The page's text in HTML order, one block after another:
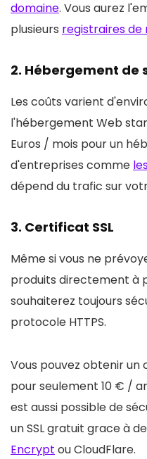
domaine. Vous aurez
plusieurs registraires de
2. Hébergement de
Les coûts varient
l'hébergement Web
Euros / mois pour un
d'entreprises comme
dépend du trafic sur
3. Certificat SSL
Même si vous ne
produits directement à
souhaiterez toujours
protocole HTTPS.
Vous pouvez obtenir un
pour seulement 10 € /
est aussi possible de
un SSL gratuit grace à
Encrypt ou CloudFlare.